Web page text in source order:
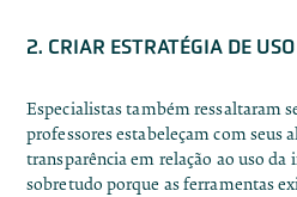
2. CRIAR ESTRATÉGIA DE
Especialistas também ressaltaram
professores estabeleçam com seus
transparência em relação ao uso
sobretudo porque as ferramentas